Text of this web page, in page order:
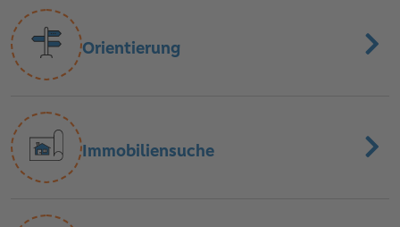
Orientierung
Immobiliensuche